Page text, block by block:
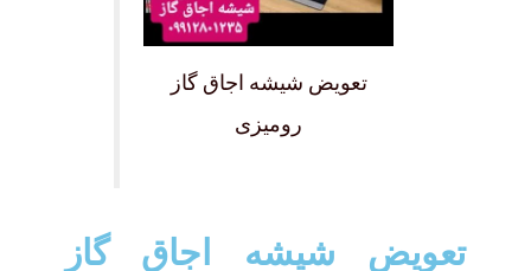
تعویض شیشه اجاق گاز
رومیزی
تعویض شیشه اجاق گاز